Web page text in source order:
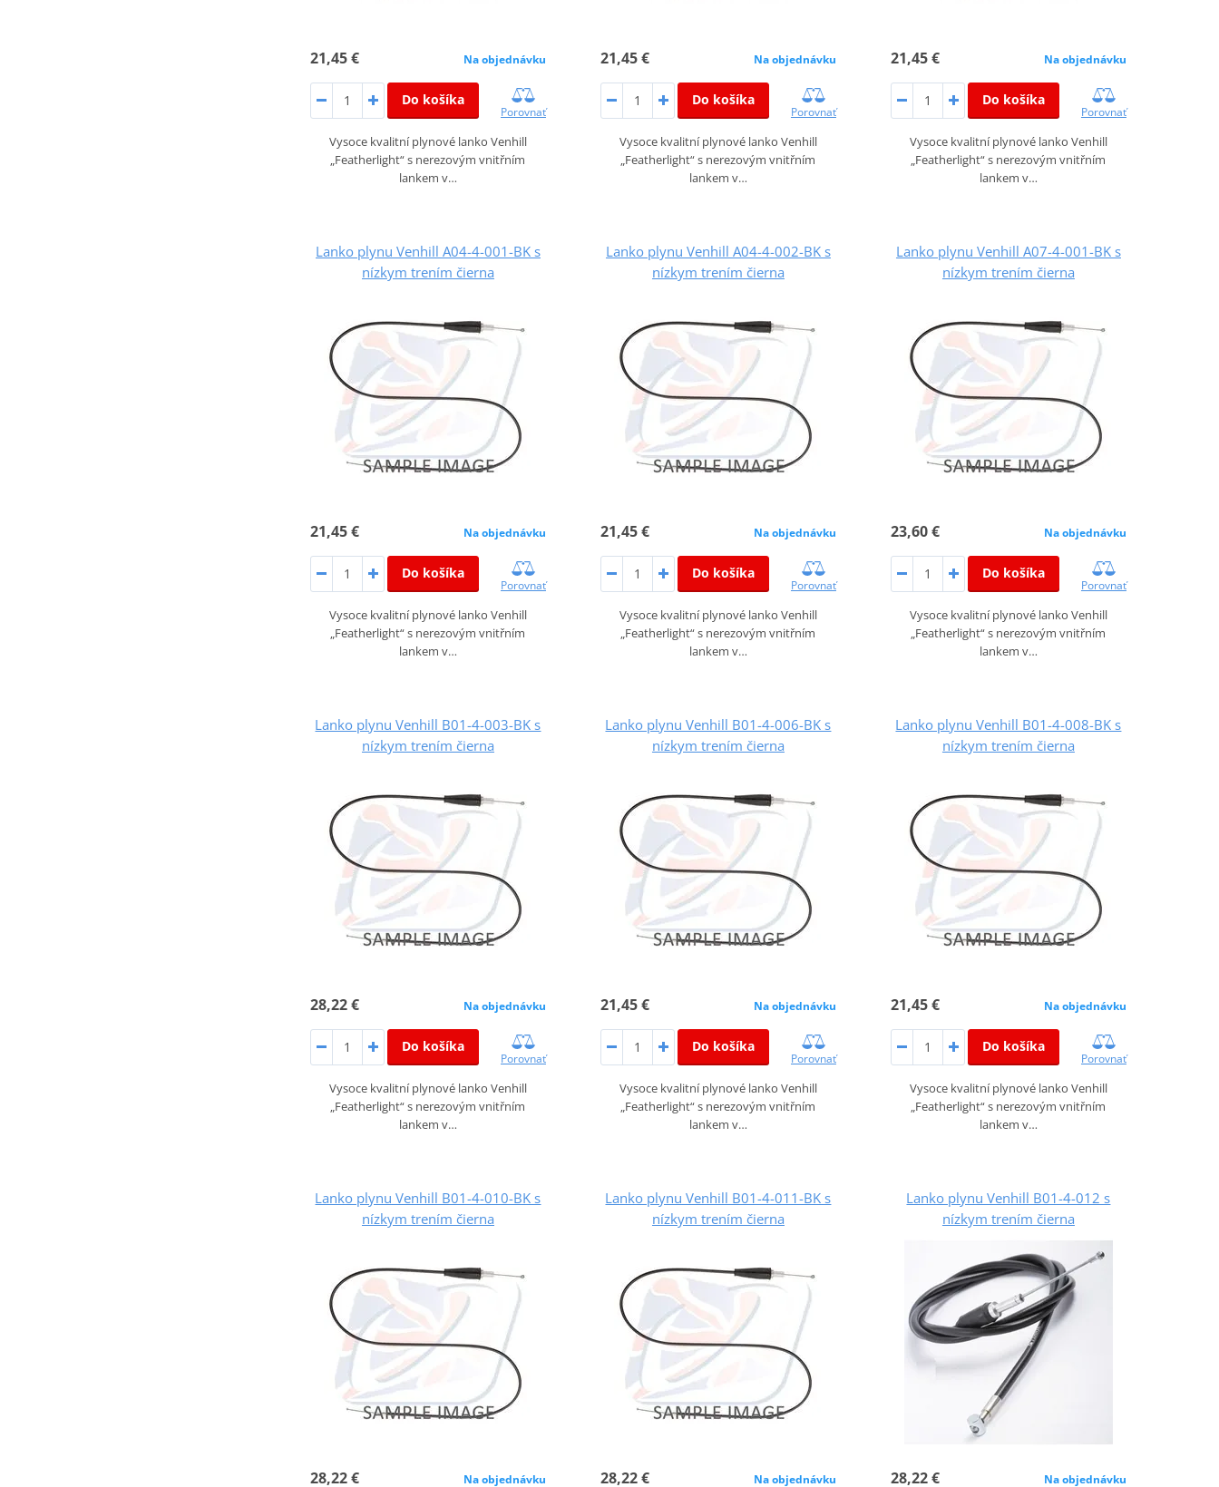
21,45 € Na objednávku
Do košíka
Porovnať
Vysoce kvalitní plynové lanko Venhill
„Featherlight“ s nerezovým vnitřním
lankem v…
21,45 € Na objednávku
Do košíka
Porovnať
Vysoce kvalitní plynové lanko Venhill
„Featherlight“ s nerezovým vnitřním
lankem v…
21,45 € Na objednávku
Do košíka
Porovnať
Vysoce kvalitní plynové lanko Venhill
„Featherlight“ s nerezovým vnitřním
lankem v…
Lanko plynu Venhill A04-4-001-BK s
nízkym trením čierna
21,45 € Na objednávku
Do košíka
Porovnať
Vysoce kvalitní plynové lanko Venhill
„Featherlight“ s nerezovým vnitřním
lankem v…
Lanko plynu Venhill A04-4-002-BK s
nízkym trením čierna
21,45 € Na objednávku
Do košíka
Porovnať
Vysoce kvalitní plynové lanko Venhill
„Featherlight“ s nerezovým vnitřním
lankem v…
Lanko plynu Venhill A07-4-001-BK s
nízkym trením čierna
23,60 € Na objednávku
Do košíka
Porovnať
Vysoce kvalitní plynové lanko Venhill
„Featherlight“ s nerezovým vnitřním
lankem v…
Lanko plynu Venhill B01-4-003-BK s
nízkym trením čierna
28,22 € Na objednávku
Do košíka
Porovnať
Vysoce kvalitní plynové lanko Venhill
„Featherlight“ s nerezovým vnitřním
lankem v…
Lanko plynu Venhill B01-4-006-BK s
nízkym trením čierna
21,45 € Na objednávku
Do košíka
Porovnať
Vysoce kvalitní plynové lanko Venhill
„Featherlight“ s nerezovým vnitřním
lankem v…
Lanko plynu Venhill B01-4-008-BK s
nízkym trením čierna
21,45 € Na objednávku
Do košíka
Porovnať
Vysoce kvalitní plynové lanko Venhill
„Featherlight“ s nerezovým vnitřním
lankem v…
Lanko plynu Venhill B01-4-010-BK s
nízkym trením čierna
28,22 € Na objednávku
Lanko plynu Venhill B01-4-011-BK s
nízkym trením čierna
28,22 € Na objednávku
Lanko plynu Venhill B01-4-012 s
nízkym trením čierna
28,22 € Na objednávku